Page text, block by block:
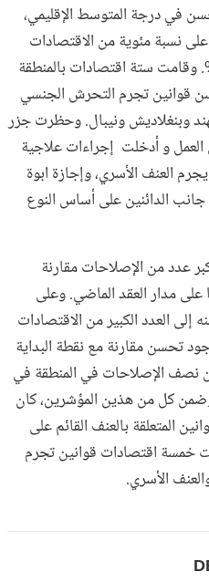
في درجة المتوسط الإقليمي،
من 50 إلى 58.36 ، وأعلى نسبة مئوية من الاقتصادات
طبقت إصلاحات، بنسبة 88%. وقامت ستة اقتصادات بالمنطقة
قوانين تجرم التحرش الجنسي
وبنغلاديش ونيبال. وحظرت جزر
و أدخلت إجراءات علاجية
العنف الأسري، وإجازة ابوة
الدائنين على أساس النوع
عدد من الإصلاحات مقارنة
بلغت 71 إصلاحا على مدار العقد الماضي. وعلى
العدد الكبير من الاقتصادات
تحسن مقارنة مع نقطة البداية
نصف الإصلاحات في المنطقة في
كل من هذين المؤشرين، كان
المتعلقة بالعنف القائم على
خمسة اقتصادات قوانين تجرم
الأسري.